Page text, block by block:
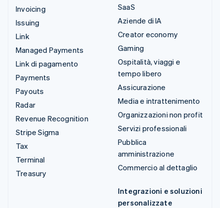
Invoicing
Issuing
Link
Managed Payments
Link di pagamento
Payments
Payouts
Radar
Revenue Recognition
Stripe Sigma
Tax
Terminal
Treasury
SaaS
Aziende di IA
Creator economy
Gaming
Ospitalità, viaggi e
tempo libero
Assicurazione
Media e intrattenimento
Organizzazioni non profit
Servizi professionali
Pubblica
amministrazione
Commercio al dettaglio
Integrazioni e soluzioni
personalizzate